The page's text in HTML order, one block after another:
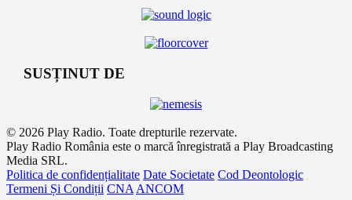
SUSȚINUT DE
© 2026 Play Radio. Toate drepturile rezervate.
Play Radio România este o marcă înregistrată a Play Broadcasting
Media SRL.
Politica de confidențialitate Date Societate Cod Deontologic
Termeni Și Condiții CNA ANCOM